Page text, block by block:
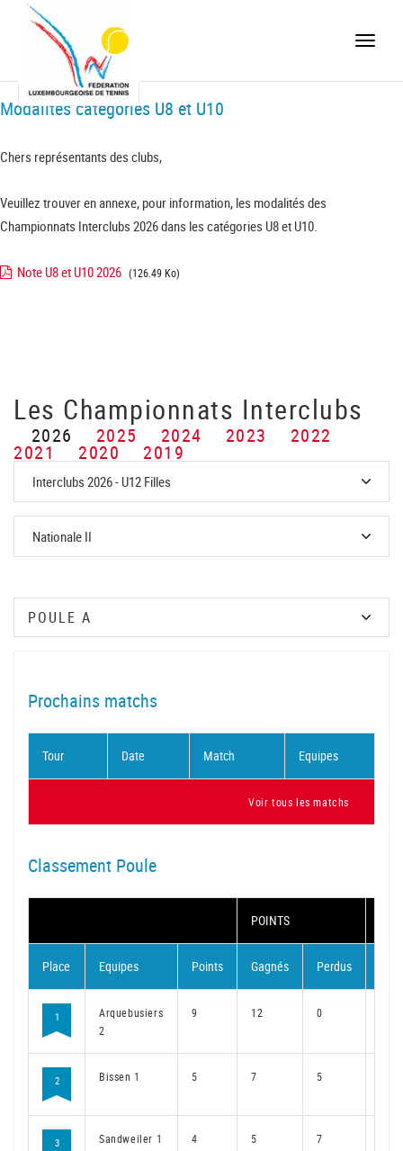
Toggle
Modalités catégories U8 et U10
Chers représentants des clubs,
Veuillez trouver en annexe, pour information, les modalités des
Championnats Interclubs 2026 dans les catégories U8 et U10.
Note U8 et U10 2026 (126.49 Ko)
Les Championnats Interclubs
2026 2025 2024 2023 2022
2021 2020 2019
Prochains matchs
Tour Date Match Equipes
Voir tous les matchs
Classement Poule
POINTS
Place Equipes Points Gagnés Perdus
1
Arquebusiers
2
9 12 0
2 Bissen 1 5 7 5
3 Sandweiler 1 4 5 7